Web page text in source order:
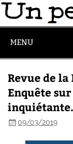
MENU
Revue de la
Enquête
09/03/2019